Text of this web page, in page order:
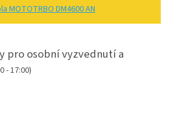
MOTOTRBO DM4600 AN
pro osobní vyzvednutí a
- 17:00)